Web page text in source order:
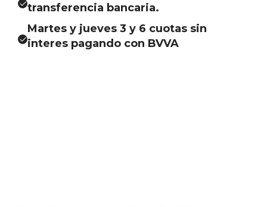
transferencia bancaria.
Martes y jueves 3 y 6 cuotas sin
interes pagando con BVVA